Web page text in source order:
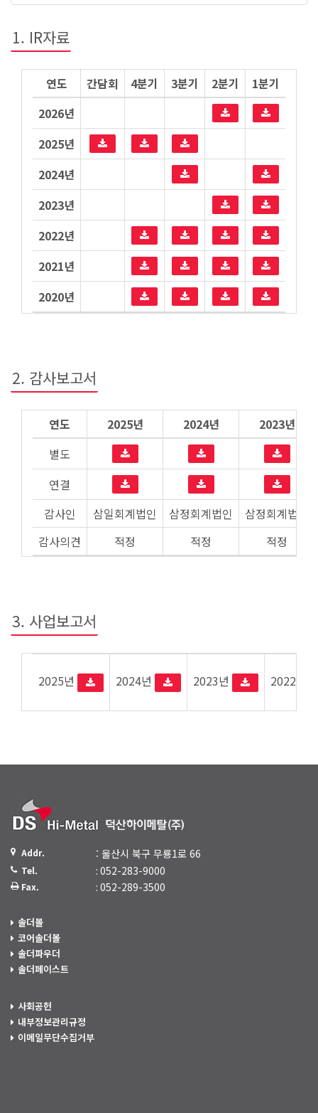
1. IR자료
연도 간담회 4분기 3분기 2분기
1분기
2026년
2025년
2024년
2023년
2022년
2021년
2020년
2. 감사보고서
연도 2025년 2024년
2023년
별도
연결
감사인
삼일회계법인 삼정회계법인
삼정회계법인
감사의견
적정 적정 적정
3. 사업보고서
2025년 2024년 2023년 2022년
Addr. : 울산시 북구 무룡1로 66
Tel. : 052-283-9000
Fax. : 052-289-3500
솔더볼
코어솔더볼
솔더파우더
솔더페이스트
사회공헌
내부정보관리규정
이메일무단수집거부